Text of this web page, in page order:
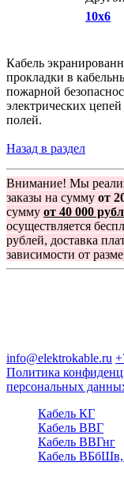
10х6
Кабель
прокладки в
пожарной
электрических
полей.
Назад в раздел
Внимание! Мы
заказы на сумму от
сумму от 40 000
осуществляется
рублей, доставка
зависимости от
info@elektrokable.ru
Политика
персональных
Кабель КГ
Кабель ВВГ
Кабель ВВГнг
Кабель